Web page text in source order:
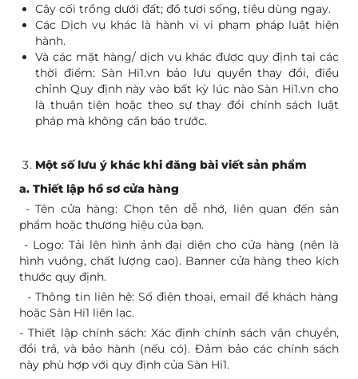
Cây cối trồng dưới đất; đồ tươi sống, tiêu dùng ngay.
Các Dịch vụ khác là hành vi vi phạm pháp luật hiện
hành.
Và các mặt hàng/ dịch vụ khác được quy định tại các
thời điểm: Sàn Hi1.vn bảo lưu quyền thay đổi, điều
chỉnh Quy định này vào bất kỳ lúc nào Sàn Hi1.vn cho
là thuận tiện hoặc theo sự thay đổi chính sách luật
pháp mà không cần báo trước.
Một số lưu ý khác khi đăng bài viết sản phẩm
a. Thiết lập hồ sơ cửa hàng
- Tên cửa hàng: Chọn tên dễ nhớ, liên quan đến sản
phẩm hoặc thương hiệu của bạn.
- Logo: Tải lên hình ảnh đại diện cho cửa hàng (nên là
hình vuông, chất lượng cao). Banner cửa hàng theo kích
thước quy định.
- Thông tin liên hệ: Số điện thoại, email để khách hàng
hoặc Sàn Hi1 liên lạc.
- Thiết lập chính sách: Xác định chính sách vận chuyển,
đổi trả, và bảo hành (nếu có). Đảm bảo các chính sách
này phù hợp với quy định của Sàn Hi1.